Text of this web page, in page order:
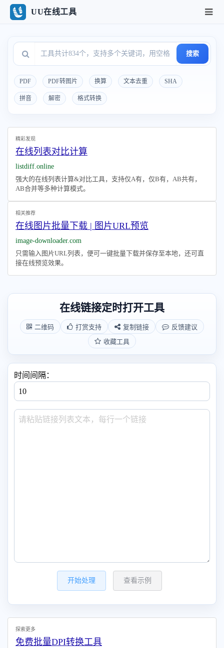
UU在线工具
搜索
PDF PDF转图片 换算 文本去重 SHA
拼音 解密 格式转换
精彩发现
在线列表对比计算
listdiff.online
强大的在线列表计算&对比工具，支持仅A有，仅B有，AB共有，
AB合并等多种计算模式。
相关推荐
在线图片批量下载 | 图片URL预览
image-downloader.com
只需输入图片URL列表，便可一键批量下载并保存至本地，还可直
接在线预览效果。
在线链接定时打开工具
二维码 打赏支持 复制链接
反馈建议
收藏工具
时间间隔：
开始处理 查看示例
探索更多
免费批量DPI转换工具